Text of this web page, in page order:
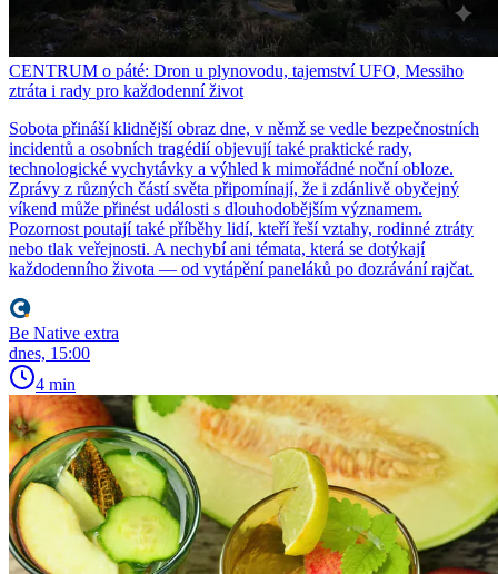
CENTRUM o páté: Dron u plynovodu, tajemství UFO, Messiho
ztráta i rady pro každodenní život
Sobota přináší klidnější obraz dne, v němž se vedle bezpečnostních
incidentů a osobních tragédií objevují také praktické rady,
technologické vychytávky a výhled k mimořádné noční obloze.
Zprávy z různých částí světa připomínají, že i zdánlivě obyčejný
víkend může přinést události s dlouhodobějším významem.
Pozornost poutají také příběhy lidí, kteří řeší vztahy, rodinné ztráty
nebo tlak veřejnosti. A nechybí ani témata, která se dotýkají
každodenního života — od vytápění paneláků po dozrávání rajčat.
Be Native extra
dnes, 15:00
4 min